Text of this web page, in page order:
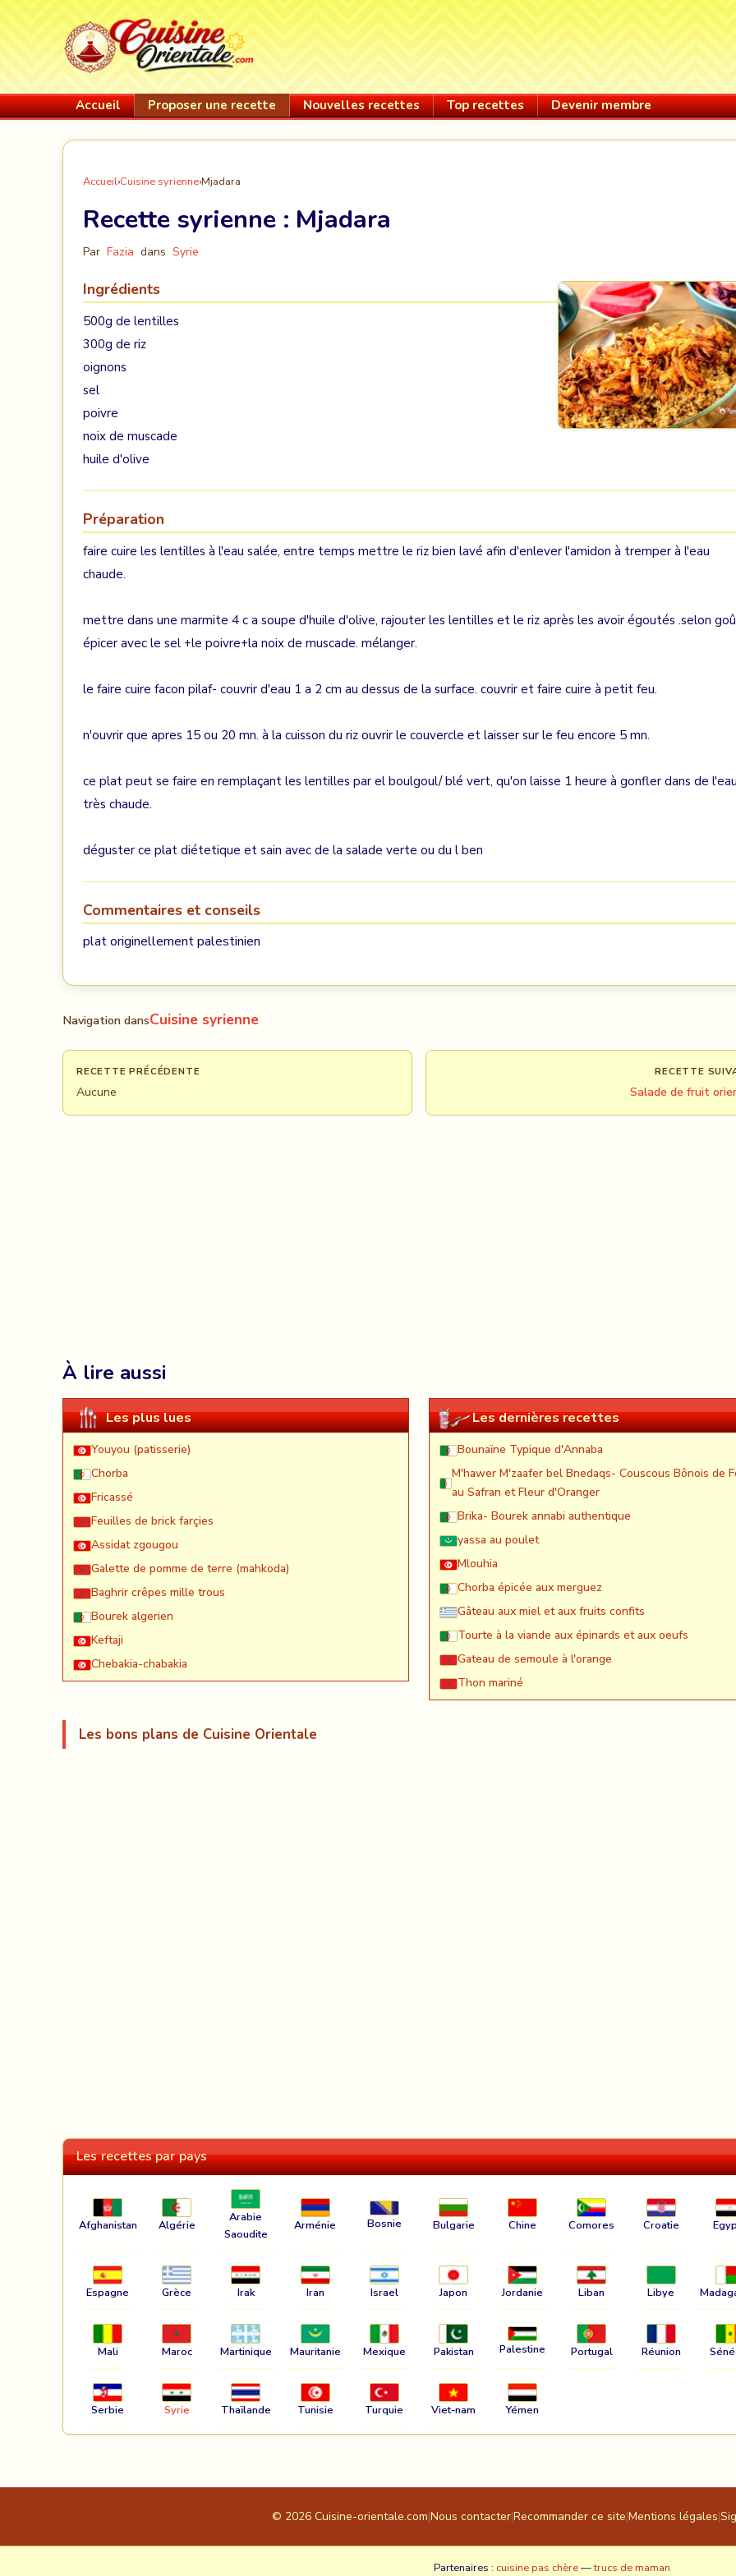
Accueil Proposer une recette Nouvelles recettes Top recettes Devenir membre
Accueil›Cuisine syrienne›Mjadara
Recette syrienne : Mjadara
Par Fazia dans Syrie
Ingrédients
500g de lentilles
300g de riz
oignons
sel
poivre
noix de muscade
huile d'olive
Préparation
faire cuire les lentilles à l'eau salée, entre temps mettre le riz bien lavé afin d'enlever l'amidon à tremper à l'eau
chaude.
mettre dans une marmite 4 c a soupe d'huile d'olive, rajouter les lentilles et le riz après les avoir égoutés .selon
épicer avec le sel +le poivre+la noix de muscade. mélanger.
le faire cuire facon pilaf- couvrir d'eau 1 a 2 cm au dessus de la surface. couvrir et faire cuire à petit feu.
n'ouvrir que apres 15 ou 20 mn. à la cuisson du riz ouvrir le couvercle et laisser sur le feu encore 5 mn.
ce plat peut se faire en remplaçant les lentilles par el boulgoul/ blé vert, qu'on laisse 1 heure à gonfler dans de
très chaude.
déguster ce plat diétetique et sain avec de la salade verte ou du l ben
Commentaires et conseils
plat originellement palestinien
Navigation dansCuisine syrienne
RECETTE PRÉCÉDENTE
Aucune
RECETTE
Salade de fruit
À lire aussi
Les plus lues
Youyou (patisserie)
Chorba
Fricassé
Feuilles de brick farçies
Assidat zgougou
Galette de pomme de terre (mahkoda)
Baghrir crêpes mille trous
Bourek algerien
Keftaji
Chebakia-chabakia
Les dernières recettes
Bounaïne Typique d'Annaba
M'hawer M'zaafer bel Bnedaqs- Couscous Bônois de
au Safran et Fleur d'Oranger
Brika- Bourek annabi authentique
yassa au poulet
Mlouhia
Chorba épicée aux merguez
Gâteau aux miel et aux fruits confits
Tourte à la viande aux épinards et aux oeufs
Gateau de semoule à l'orange
Thon mariné
Les bons plans de Cuisine Orientale
Les recettes par pays
Afghanistan Algérie
Arabie
Saoudite
Arménie Bosnie Bulgarie Chine Comores Croatie
Espagne Grèce Irak Iran Israel Japon Jordanie Liban Libye
Mali Maroc Martinique Mauritanie Mexique Pakistan Palestine Portugal Réunion
Serbie Syrie Thaïlande Tunisie Turquie Viet-nam Yémen
© 2026 Cuisine-orientale.com|Nous contacter|Recommander ce site|Mentions légales|
Partenaires : cuisine pas chère—trucs de maman